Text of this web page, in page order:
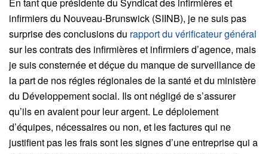
infirmiers du Nouveau-Brunswick (SIINB), je ne suis pas
surprise des conclusions du rapport du vérificateur général
sur les contrats des infirmières et infirmiers d’agence, mais
je suis consternée et déçue du manque de surveillance de
la part de nos régies régionales de la santé et du ministère
du Développement social. Ils ont négligé de s’assurer
qu’ils en avaient pour leur argent. Le déploiement
d’équipes, nécessaires ou non, et les factures qui ne
justifient pas les frais sont les signes d’une entreprise qui a